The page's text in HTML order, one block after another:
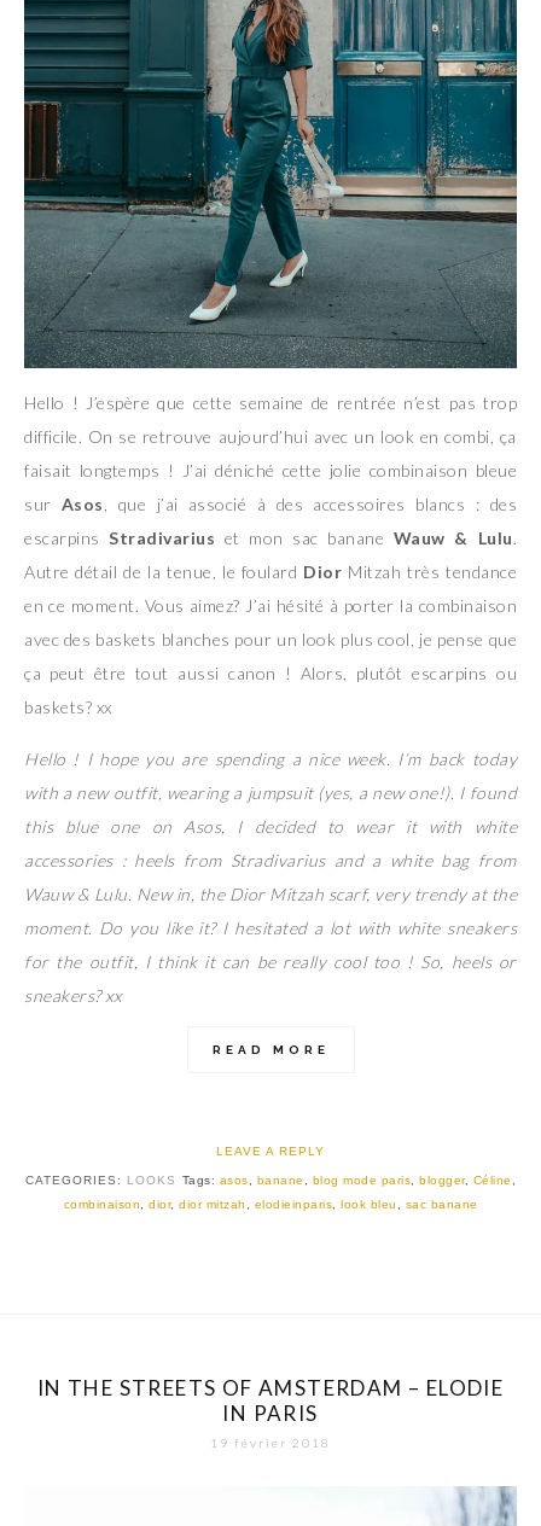
Hello ! J’espère que cette semaine de rentrée n’est pas trop
difficile. On se retrouve aujourd’hui avec un look en combi, ça
faisait longtemps ! J’ai déniché cette jolie combinaison bleue
sur Asos
, que j’ai associé à des accessoires blancs : des
escarpinsStradivarius et mon sac banane Wauw & Lulu.
Autre détail de la tenue, le foulard Dior Mitzah très tendance
en ce moment. Vous aimez? J’ai hésité à porter la combinaison
avec des baskets blanches pour un look plus cool, je pense que
ça peut être tout aussi canon ! Alors, plutôt escarpins ou
baskets? xx
Hello ! I hope you are spending a nice week. I’m back today
with a new outfit, wearing a jumpsuit (yes, a new one!). I found
this blue one on Asos, I decided to wear it with white
accessories : heels from Stradivarius and a white bag from
Wauw & Lulu. New in, the Dior Mitzah scarf, very trendy at the
moment. Do you like it? I hesitated a lot with white sneakers
for the outfit, I think it can be really cool too ! So, heels or
sneakers? xx
READ MORE
LEAVE A REPLY
CATEGORIES: LOOKS Tags: asos banane blog mode paris ,blogger, Céline
combinaison
dior, dior mitzah elodieinparis look bleu sac banane
IN THE STREETS OF AMSTERDAM – ELODIE
IN PARIS
19 février 2018